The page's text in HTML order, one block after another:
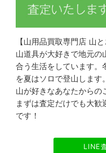
【山用品買取専門店 山
山道具が大好きで地元の
合う生活をしています。
を夏はソロで登山します。
山が好きなあなたからの
まずは査定だけでも大
です！
LINE